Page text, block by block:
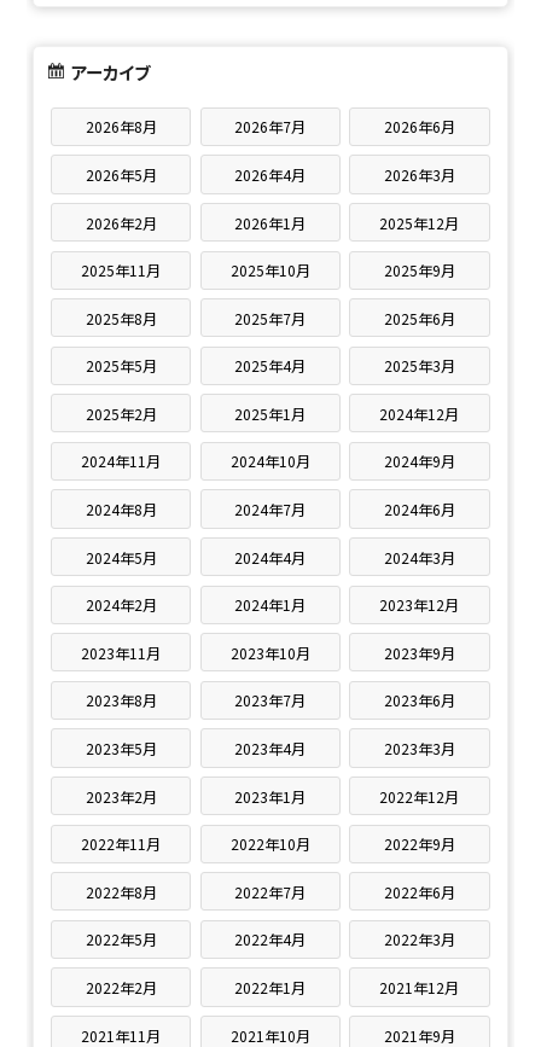
アーカイブ
2026年8月 2026年7月 2026年6月
2026年5月 2026年4月 2026年3月
2026年2月 2026年1月 2025年12月
2025年11月 2025年10月 2025年9月
2025年8月 2025年7月 2025年6月
2025年5月 2025年4月 2025年3月
2025年2月 2025年1月 2024年12月
2024年11月 2024年10月 2024年9月
2024年8月 2024年7月 2024年6月
2024年5月 2024年4月 2024年3月
2024年2月 2024年1月 2023年12月
2023年11月 2023年10月 2023年9月
2023年8月 2023年7月 2023年6月
2023年5月 2023年4月 2023年3月
2023年2月 2023年1月 2022年12月
2022年11月 2022年10月 2022年9月
2022年8月 2022年7月 2022年6月
2022年5月 2022年4月 2022年3月
2022年2月 2022年1月 2021年12月
2021年11月 2021年10月 2021年9月